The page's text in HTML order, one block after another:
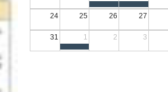
24 25 26 27
31 1 2 3